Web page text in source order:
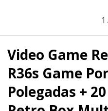
1
Video Game
R36s Game
Polegadas +